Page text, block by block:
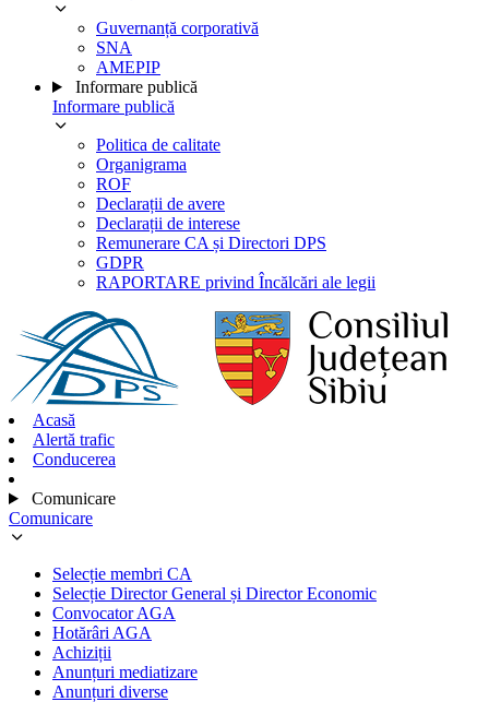
Guvernanță corporativă
SNA
AMEPIP
Informare publică
Informare publică
Politica de calitate
Organigrama
ROF
Declarații de avere
Declarații de interese
Remunerare CA și Directori DPS
GDPR
RAPORTARE privind Încălcări ale legii
Acasă
Alertă trafic
Conducerea
Comunicare
Comunicare
Selecție membri CA
Selecție Director General și Director Economic
Convocator AGA
Hotărâri AGA
Achiziții
Anunțuri mediatizare
Anunțuri diverse